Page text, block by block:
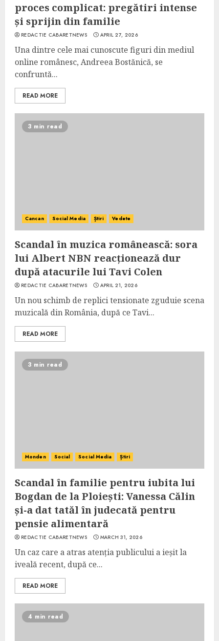
proces complicat: pregătiri intense
și sprijin din familie
REDACTIE CABARETNEWS APRIL 27, 2026
Una dintre cele mai cunoscute figuri din mediul
online românesc, Andreea Bostănică, se
confruntă...
READ MORE
3 min read
Cancan Social Media Știri Vedete
Scandal în muzica românească: sora
lui Albert NBN reacționează dur
după atacurile lui Tavi Colen
REDACTIE CABARETNEWS APRIL 21, 2026
Un nou schimb de replici tensionate zguduie scena
muzicală din România, după ce Tavi...
READ MORE
3 min read
Monden Social Social Media Știri
Scandal în familie pentru iubita lui
Bogdan de la Ploiești: Vanessa Călin
și-a dat tatăl în judecată pentru
pensie alimentară
REDACTIE CABARETNEWS MARCH 31, 2026
Un caz care a atras atenția publicului a ieșit la
iveală recent, după ce...
READ MORE
4 min read